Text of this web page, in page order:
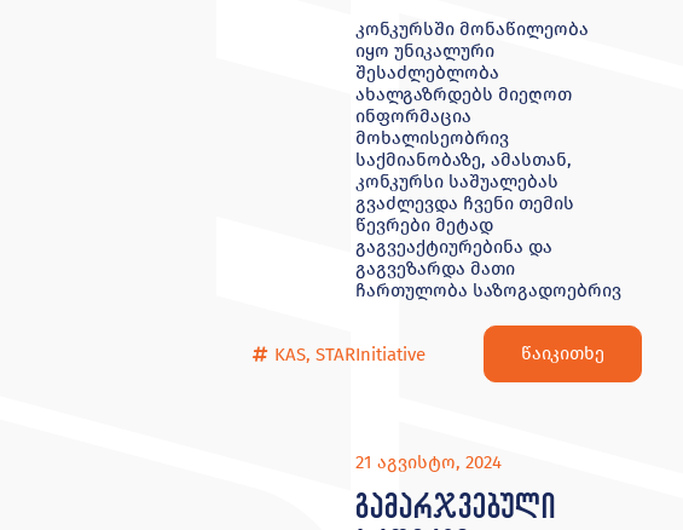
კონკურსში მონაწილეობა
იყო უნიკალური
შესაძლებლობა
ახალგაზრდებს მიეღოთ
ინფორმაცია
მოხალისეობრივ
საქმიანობაზე, ამასთან,
კონკურსი საშუალებას
გვაძლევდა ჩვენი თემის
წევრები მეტად
გაგვეაქტიურებინა და
გაგვეზარდა მათი
ჩართულობა საზოგადოებრივ
KAS,STARInitiative წაიკითხე
21 აგვისტო, 2024
გამარჯვებული